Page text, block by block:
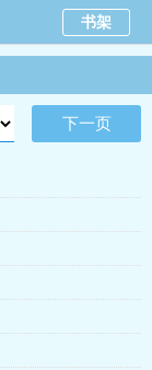
书架
下一页